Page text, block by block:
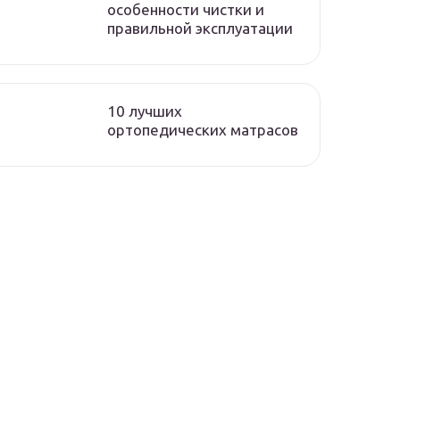
особенности чистки и
правильной эксплуатации
10 лучших
ортопедических матрасов